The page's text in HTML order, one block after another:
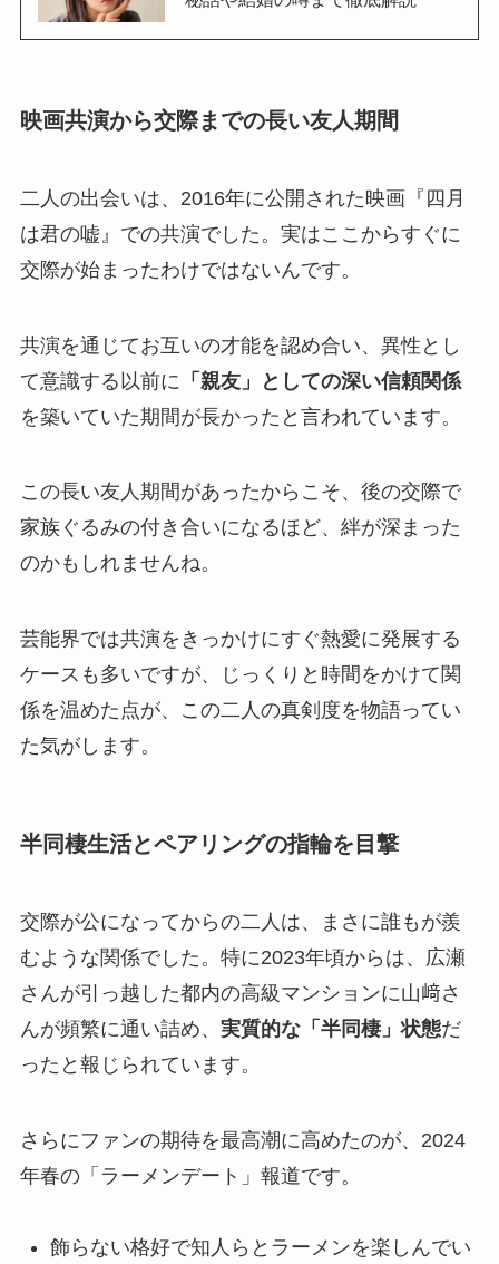
映画共演から交際までの長い友人期間
二人の出会いは、2016年に公開された映画『四月
は君の嘘』での共演でした。実はここからすぐに
交際が始まったわけではないんです。
共演を通じてお互いの才能を認め合い、異性とし
て意識する以前に 「親友」としての深い信頼関係
を築いていた期間が長かったと言われています。
この長い友人期間があったからこそ、後の交際で
家族ぐるみの付き合いになるほど、絆が深まった
のかもしれませんね。
芸能界では共演をきっかけにすぐ熱愛に発展する
ケースも多いですが、じっくりと時間をかけて関
係を温めた点が、この二人の真剣度を物語ってい
た気がします。
半同棲生活とペアリングの指輪を目撃
交際が公になってからの二人は、まさに誰もが羨
むような関係でした。特に2023年頃からは、広瀬
さんが引っ越した都内の高級マンションに山﨑さ
んが頻繁に通い詰め、 実質的な「半同棲」状態だ
ったと報じられています。
さらにファンの期待を最高潮に高めたのが、2024
年春の「ラーメンデート」報道です。
飾らない格好で知人らとラーメンを楽しんでい